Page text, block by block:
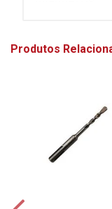
Produtos